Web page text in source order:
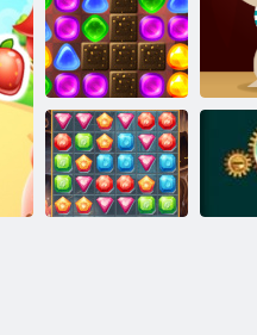
Mjehurići
Povratak u
Candyland 2